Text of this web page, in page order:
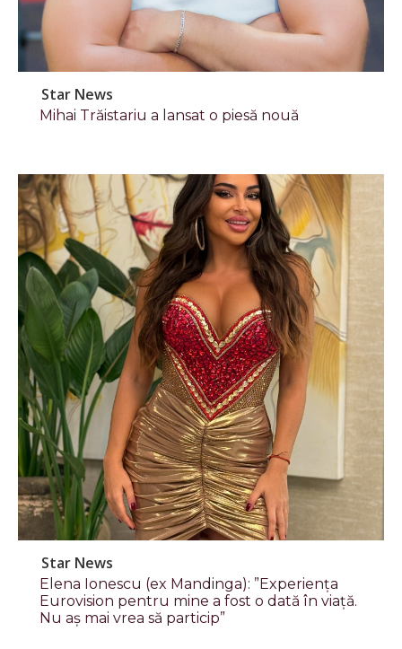
Star News
Mihai Trăistariu a lansat o piesă nouă
Star News
Elena Ionescu (ex Mandinga): ”Experiența
Eurovision pentru mine a fost o dată în viață.
Nu aș mai vrea să particip”